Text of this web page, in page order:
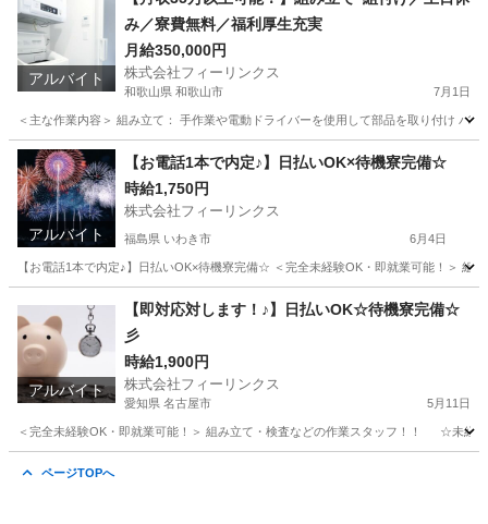
アルバイト
み／寮費無料／福利厚生充実
月給350,000円
株式会社フィーリンクス
和歌山県 和歌山市 7月1日
＜主な作業内容＞ 組み立て： 手作業や電動ドライバーを使用して部品を取り付け バ
和歌山 和歌山市 工場 電動
アルバイト
【お電話1本で内定♪】日払いOK×待機寮完備☆
時給1,750円
株式会社フィーリンクス
福島県 いわき市 6月4日
【お電話1本で内定♪】日払いOK×待機寮完備☆ ＜完全未経験OK・即就業可能！＞
工場 時給
アルバイト
【即対応対します！♪】日払いOK☆待機寮完備☆
彡
時給1,900円
株式会社フィーリンクス
愛知県 名古屋市 5月11日
＜完全未経験OK・即就業可能！＞ 組み立て・検査などの作業スタッフ！！ ☆未経
ページTOPへ